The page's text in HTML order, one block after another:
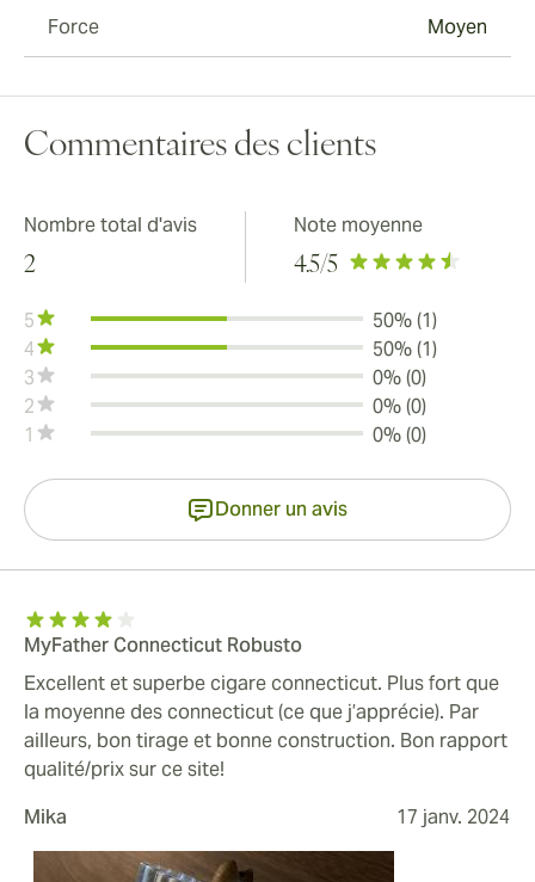
Force Moyen
Commentaires des clients
Nombre total d'avis
2
Note moyenne
4.5/5
5
50% (1)
4
50% (1)
3
0% (0)
2
0% (0)
1
0% (0)
Donner un avis
MyFather Connecticut Robusto
Excellent et superbe cigare connecticut. Plus fort que
la moyenne des connecticut (ce que j’apprécie). Par
ailleurs, bon tirage et bonne construction. Bon rapport
qualité/prix sur ce site!
Mika
17 janv. 2024